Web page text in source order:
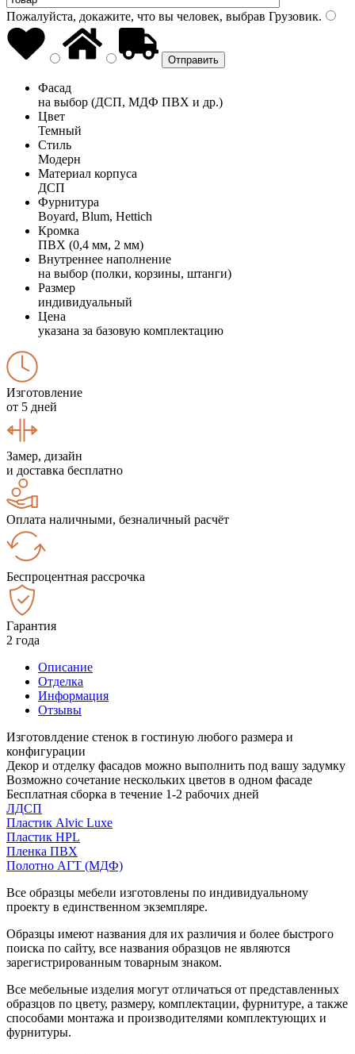
Пожалуйста, докажите, что вы человек, выбрав Грузовик.
Фасад
на выбор (ДСП, МДФ ПВХ и др.)
Цвет
Темный
Стиль
Модерн
Материал корпуса
ДСП
Фурнитура
Boyard, Blum, Hettich
Кромка
ПВХ (0,4 мм, 2 мм)
Внутреннее наполнение
на выбор (полки, корзины, штанги)
Размер
индивидуальный
Цена
указана за базовую комплектацию
Изготовление
от 5 дней
Замер, дизайн
и доставка бесплатно
Оплата наличными, безналичный расчёт
Беспроцентная рассрочка
Гарантия
2 года
Описание
Отделка
Информация
Отзывы
Изготовлдение стенок в гостиную любого размера и
конфигурации
Декор и отделку фасадов можно выполнить под вашу задумку
Возможно сочетание нескольких цветов в одном фасаде
Бесплатная сборка в течение 1-2 рабочих дней
ЛДСП
Пластик Alvic Luxe
Пластик HPL
Пленка ПВХ
Полотно АГТ (МДФ)
Все образцы мебели изготовлены по индивидуальному
проекту в единственном экземпляре.
Образцы имеют названия для их различия и более быстрого
поиска по сайту, все названия образцов не являются
зарегистрированным товарным знаком.
Все мебельные изделия могут отличаться от представленных
образцов по цвету, размеру, комплектации, фурнитуре, а также
способами монтажа и производителями комплектующих и
фурнитуры.